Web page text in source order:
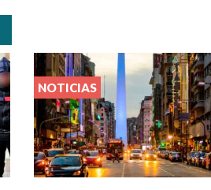
NOTICIAS